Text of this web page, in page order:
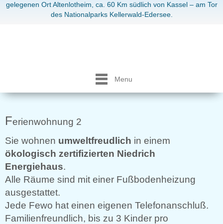
gelegenen Ort Altenlotheim, ca. 60 Km südlich von Kassel – am Tor
des Nationalparks Kellerwald-Edersee.
Menu
Ferienwohnung 2
Sie wohnen umweltfreudlich in einem
ökologisch zertifizierten Niedrich
Energiehaus.
Alle Räume sind mit einer Fußbodenheizung
ausgestattet.
Jede Fewo hat einen eigenen Telefonanschluß.
Familienfreundlich, bis zu 3 Kinder pro